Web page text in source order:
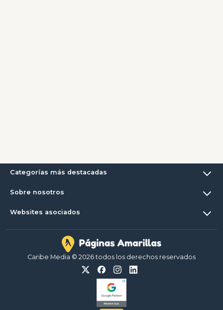
Categorías más destacadas
Sobre nosotros
Websites asociados
Caribe Media © 2026 todos los derechos reservados